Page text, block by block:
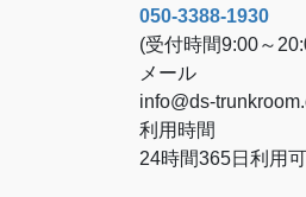
050-3388-1930
(受付時間9:00～
メール
info@ds-
利用時間
24時間365日利用